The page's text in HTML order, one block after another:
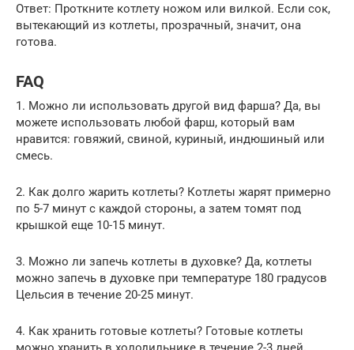
Ответ: Проткните котлету ножом или вилкой. Если сок,
вытекающий из котлеты, прозрачный, значит, она
готова.
FAQ
1. Можно ли использовать другой вид фарша? Да, вы
можете использовать любой фарш, который вам
нравится: говяжий, свиной, куриный, индюшиный или
смесь.
2. Как долго жарить котлеты? Котлеты жарят примерно
по 5-7 минут с каждой стороны, а затем томят под
крышкой еще 10-15 минут.
3. Можно ли запечь котлеты в духовке? Да, котлеты
можно запечь в духовке при температуре 180 градусов
Цельсия в течение 20-25 минут.
4. Как хранить готовые котлеты? Готовые котлеты